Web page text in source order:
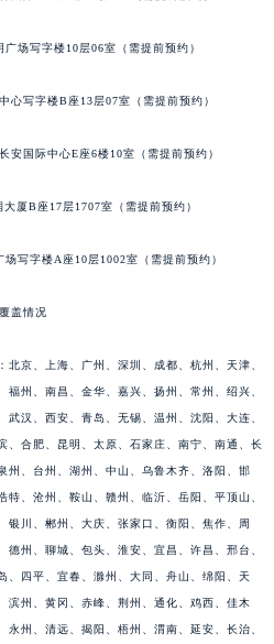
场写字楼10层06室（需提前预约）
心写字楼B座13层07室（需提前预约）
安国际中心E座6楼10室（需提前预约）
厦B座17层1707室（需提前预约）
写字楼A座10层1002室（需提前预约）
盖情况
京、上海、广州、深圳、成都、杭州、天津、
州、南昌、金华、嘉兴、扬州、常州、绍兴、
汉、西安、青岛、无锡、温州、沈阳、大连、
、合肥、昆明、太原、石家庄、南宁、南通、长
州、台州、湖州、中山、乌鲁木齐、洛阳、邯
、沧州、鞍山、赣州、临沂、岳阳、平顶山、
银川、郴州、大庆、张家口、衡阳、焦作、周
州、聊城、包头、淮安、宜昌、许昌、邢台、
、四平、宜春、滁州、大同、舟山、绵阳、天
滨州、黄冈、赤峰、荆州、通化、鸡西、佳木
州、清远、揭阳、梧州、渭南、延安、长治、